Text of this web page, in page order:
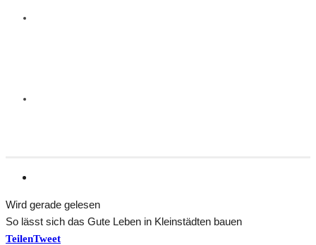
Wird gerade gelesen
So lässt sich das Gute Leben in Kleinstädten bauen
TeilenTweet